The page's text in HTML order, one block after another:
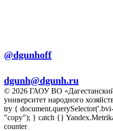
@dgunhoff
dgunh@dgunh.ru
© 2026 ГАОУ ВО
университет народного
try {
"copy"); } catch {}
counter